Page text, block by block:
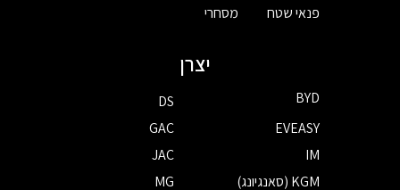
פנאי שטח
מסחרי
יצרן
BYD
DS
EVEASY
GAC
IM
JAC
KGM (סאנגיונג)
MG